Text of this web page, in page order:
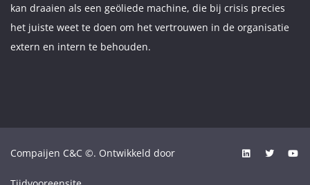
kan draaien als een geöliede machine, die bij crisis precies
het juiste weet te doen om het vertrouwen in de organisatie
extern en intern te behouden.
Compaijen C&C ©. Ontwikkeld door